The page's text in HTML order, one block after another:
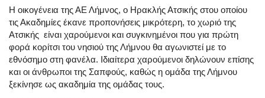
Η οικογένεια της ΑΕ Λήμνος, ο Ηρακλής Ατσικής στου οποίου
τις Ακαδημίες έκανε προπονήσεις μικρότερη, το χωριό της
Ατσικής είναι χαρούμενοι και συγκινημένοι που για πρώτη
φορά κορίτσι του νησιού της Λήμνου θα αγωνιστεί με το
εθνόσημο στη φανέλα. Ιδιαίτερα χαρούμενοι δηλώνουν επίσης
και οι άνθρωποι της Σαπφούς, καθώς η ομάδα της Λήμνου
ξεκίνησε ως ακαδημία της ομάδας τους.